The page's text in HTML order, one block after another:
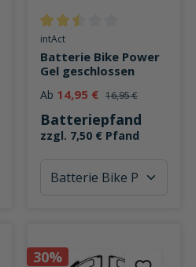
von 4.9 von 5 Sternen
Durchschnittliche Bewertung
intAct
Batterie Bike Power
Gel geschlossen
Ab 14,95 € 16,95 €
Batteriepfand
zzgl. 7,50 € Pfand
30%